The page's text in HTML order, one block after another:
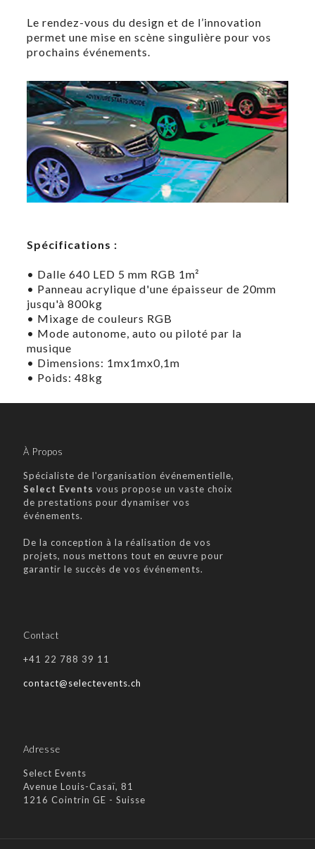
Le rendez-vous du design et de l’innovation
permet une mise en scène singulière pour vos
prochains événements.
Spécifications :
• Dalle 640 LED 5 mm RGB 1m²
• Panneau acrylique d'une épaisseur de 20mm
jusqu'à 800kg
• Mixage de couleurs RGB
• Mode autonome, auto ou piloté par la
musique
• Dimensions: 1mx1mx0,1m
• Poids: 48kg
À Propos
Spécialiste de l'organisation événementielle,
Select Events vous propose un vaste choix
de prestations pour dynamiser vos
événements.
De la conception à la réalisation de vos
projets, nous mettons tout en œuvre pour
garantir le succès de vos événements.
Contact
+41 22 788 39 11
contact@selectevents.ch
Adresse
Select Events
Avenue Louis-Casaï, 81
1216 Cointrin GE - Suisse